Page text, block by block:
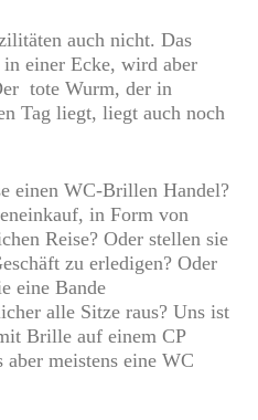
auch nicht. Das
einer Ecke, wird aber
tote Wurm, der in
Tag liegt, liegt auch noch
einen WC-Brillen Handel?
in Form von
Reise? Oder stellen sie
zu erledigen? Oder
eine Bande
alle Sitze raus? Uns ist
Brille auf einem CP
meistens eine WC